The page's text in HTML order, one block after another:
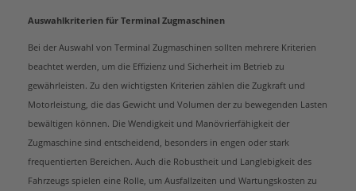
Auswahlkriterien für Terminal Zugmaschinen
Bei der Auswahl von Terminal Zugmaschinen sollten mehrere Kriterien
beachtet werden, um die Effizienz und Sicherheit im Betrieb zu
gewährleisten. Zu den wichtigsten Kriterien zählen die Zugkraft und
Motorleistung, die das Gewicht und Volumen der zu bewegenden Lasten
bewältigen können. Die Wendigkeit und Manövrierfähigkeit der
Zugmaschine sind entscheidend, besonders in engen oder stark
frequentierten Bereichen. Auch die Robustheit und Langlebigkeit des
Fahrzeugs spielen eine Rolle, um Ausfallzeiten und Wartungskosten zu